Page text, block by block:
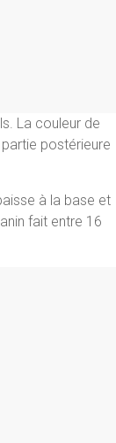
La couleur de
postérieure
à la base et
fait entre 16